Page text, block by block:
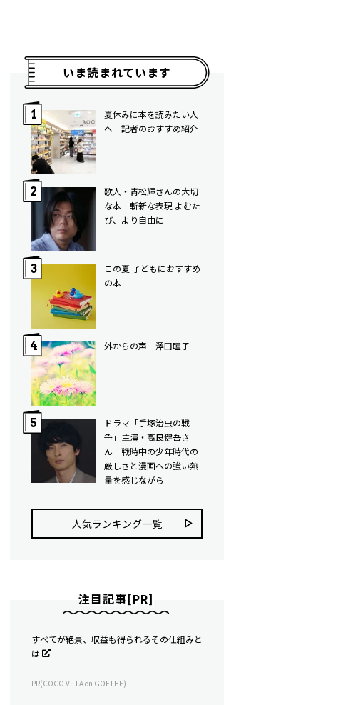
いま読まれています
夏休みに本を読みたい人
へ 記者のおすすめ紹介
歌人・青松輝さんの大切
な本 斬新な表現 よむた
び、より自由に
この夏 子どもにおすすめ
の本
外からの声 澤田瞳子
ドラマ「手塚治虫の戦
争」主演・高良健吾さ
ん 戦時中の少年時代の
厳しさと漫画への強い熱
量を感じながら
人気ランキング⼀覧
注目記事[PR]
すべてが絶景、収益も得られるその仕組みと
は
PR(COCO VILLA on GOETHE)